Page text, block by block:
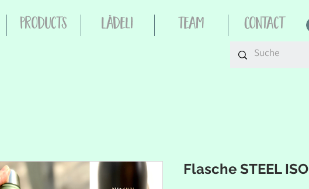
Products Lädeli Team Contact
Flasche STEEL ISO